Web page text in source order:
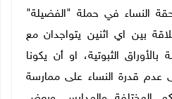
النساء في حملة "الفضيلة"
بين اي اثنين يتواجدان مع
الثبوتية، او أن يكونا
عدم قدرة النساء على ممارسة